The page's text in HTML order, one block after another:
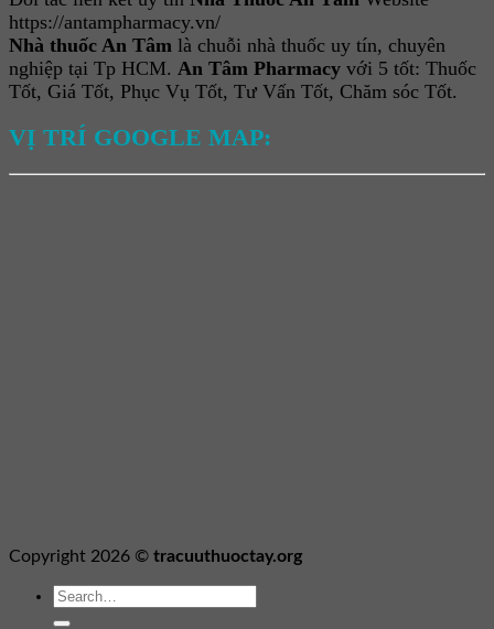
https://antampharmacy.vn/
Nhà thuốc An Tâm là chuỗi nhà thuốc uy tín, chuyên
nghiệp tại Tp HCM. An Tâm Pharmacy với 5 tốt: Thuốc
Tốt, Giá Tốt, Phục Vụ Tốt, Tư Vấn Tốt, Chăm sóc Tốt.
VỊ TRÍ GOOGLE MAP:
Copyright 2026 © tracuuthuoctay.org